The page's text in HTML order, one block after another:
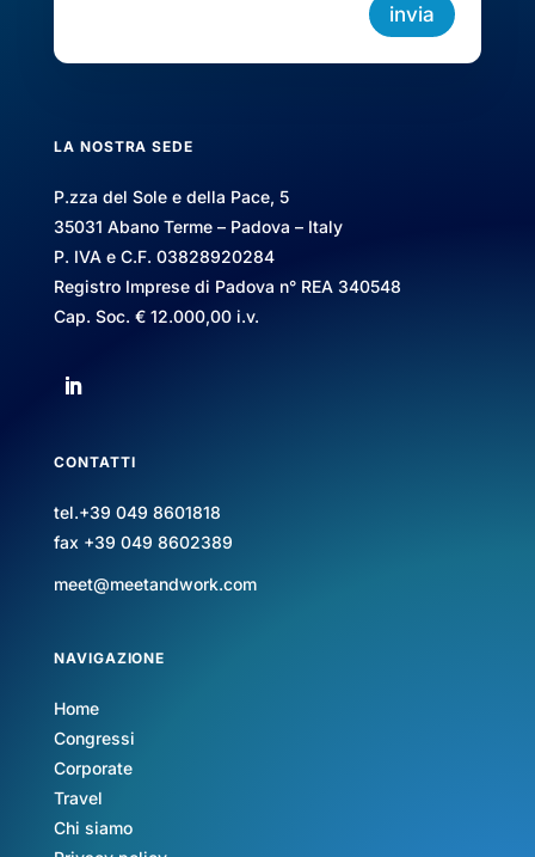
invia
LA NOSTRA SEDE
P.zza del Sole e della Pace, 5
35031 Abano Terme – Padova – Italy
P. IVA e C.F. 03828920284
Registro Imprese di Padova n° REA 340548
Cap. Soc. € 12.000,00 i.v.
CONTATTI
tel.+39 049 8601818
fax +39 049 8602389
meet@meetandwork.com
NAVIGAZIONE
Home
Congressi
Corporate
Travel
Chi siamo